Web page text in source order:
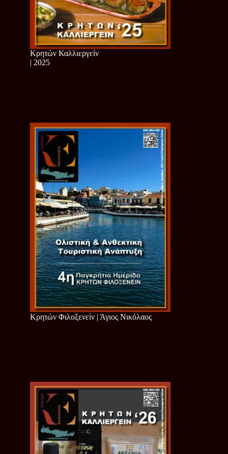
Κρητών Καλλιεργείν
| 2025
Κρητών Φιλοξενείν | Άγιος Νικόλαος